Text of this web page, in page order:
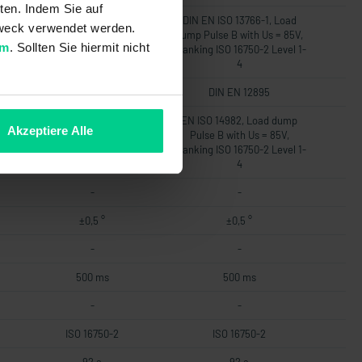
Indem Sie auf
verwendet werden.
. Sollten Sie hiermit nicht
Akzeptiere Alle
dump Pulse B with Us = 85V,
Cranking ISO 16750-2 Level
DIN EN ISO 13766-1, Load
dump Pulse B with Us = 85V,
Cranking ISO 16750-2 Level 1-
4
DIN EN 12895 DIN EN 12895
Pulse B with Us = 85V,
EN ISO 14982, Load dump
Pulse B with Us = 85V,
Cranking ISO 16750-2 Level 1-
4
- -
±0,5 ° ±0,5 °
- -
500 ms 500 ms
- -
ISO 16750-2 ISO 16750-2